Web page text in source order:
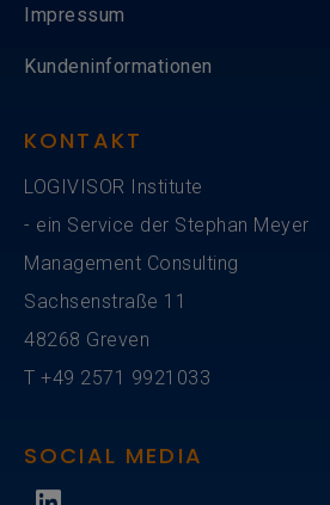
Impressum
Kundeninformationen
KONTAKT
LOGIVISOR Institute
- ein Service der Stephan Meyer
Management Consulting
Sachsenstraße 11
48268 Greven
T+49 2571 9921033
SOCIAL MEDIA